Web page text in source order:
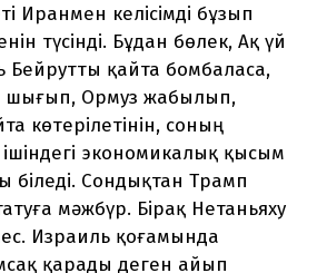
Иранмен келісімді бұзып
түсінді. Бұдан бөлек, Ақ үй
қайта бомбаласа,
шығып, Ормуз жабылып,
көтерілетінін, соның
экономикалық қысым
біледі. Сондықтан Трамп
мәжбүр. Бірақ Нетаньяху
Израиль қоғамында
қарады деген айып